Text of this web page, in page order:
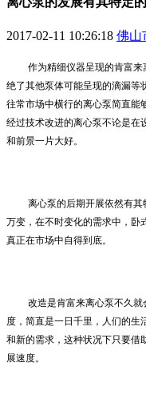
2017-02-11 10:26:18 佛山
作为精细仪器呈现的肯富
绝了其他泵体可能呈现的滴漏等
往常市场中横行的离心泵简直能
经过技术改进的离心泵不论是在
和前景一片大好。
离心泵的后期开展依然有
万变，在不时变化的需求中，卧
真正在市场中自得到底。
改造是肯富来离心泵不久
度，简直是一日千里，人们的生
和新的需求，这种状况下只要借
展速度。